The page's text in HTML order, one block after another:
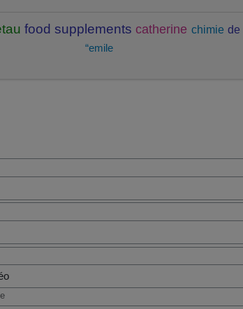
food supplements catherine chimie de
“emile